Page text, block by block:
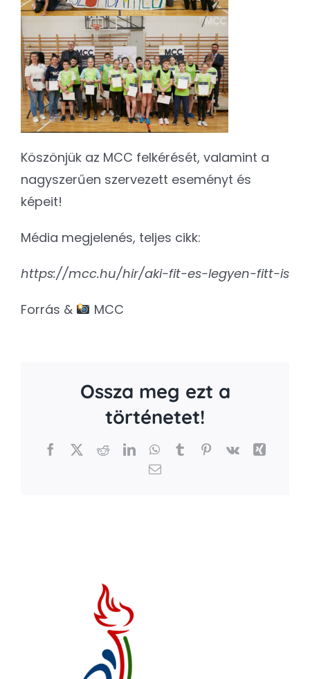
Köszönjük az MCC felkérését, valamint a
nagyszerűen szervezett eseményt és
képeit!
Média megjelenés, teljes cikk:
https://mcc.hu/hir/aki-fit-es-legyen-fitt-is
Forrás & MCC
Ossza meg ezt a
történetet!
Facebook RedditLinkedInWhatsApp
TumblrPinterest
Vk
Xing
Email